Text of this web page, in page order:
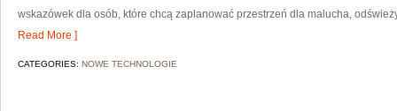
wskazówek dla osób, które chcą zaplanować przestrzeń dla malucha,
Read More ]
CATEGORIES: NOWE TECHNOLOGIE